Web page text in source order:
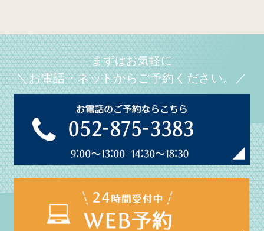
まずはお気軽に
＼お電話・ネットからご予約ください。／